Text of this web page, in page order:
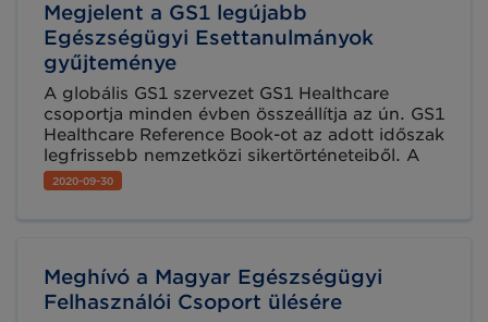
Megjelent a GS1 legújabb
Egészségügyi Esettanulmányok
gyűjteménye
A globális GS1 szervezet GS1 Healthcare
csoportja minden évben összeállítja az ún. GS1
Healthcare Reference Book-ot az adott időszak
legfrissebb nemzetközi sikertörténeteiből. A
Reference Book-ba meghívást kapnak a GS1
szabványokat eredményesen bevezető
2020-09-30
Meghívó a Magyar Egészségügyi
Felhasználói Csoport ülésére